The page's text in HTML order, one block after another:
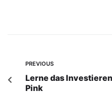
PREVIOUS
Lerne das
Pink